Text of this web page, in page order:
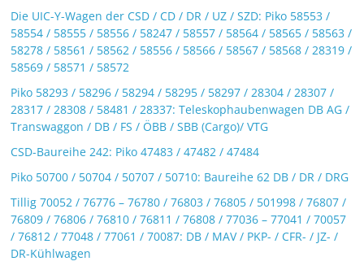
Die UIC-Y-Wagen der CSD / CD / DR / UZ / SZD: Piko 58553 /
58554 / 58555 / 58556 / 58247 / 58557 / 58564 / 58565 / 58563 /
58278 / 58561 / 58562 / 58556 / 58566 / 58567 / 58568 / 28319 /
58569 / 58571 / 58572
Piko 58293 / 58296 / 58294 / 58295 / 58297 / 28304 / 28307 /
28317 / 28308 / 58481 / 28337: Teleskophaubenwagen DB AG /
Transwaggon / DB / FS / ÖBB / SBB (Cargo)/ VTG
CSD-Baureihe 242: Piko 47483 / 47482 / 47484
Piko 50700 / 50704 / 50707 / 50710: Baureihe 62 DB / DR / DRG
Tillig 70052 / 76776 – 76780 / 76803 / 76805 / 501998 / 76807 /
76809 / 76806 / 76810 / 76811 / 76808 / 77036 – 77041 / 70057
/ 76812 / 77048 / 77061 / 70087: DB / MAV / PKP- / CFR- / JZ- /
DR-Kühlwagen